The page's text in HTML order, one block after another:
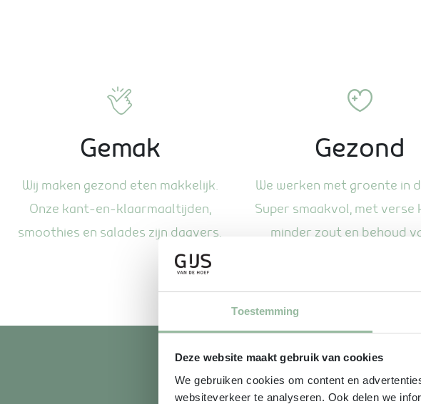
Toestemming
Deze website maakt gebruik van cookies
We gebruiken cookies om content en
websiteverkeer te analyseren. Ook delen we
Gemak
Wij maken gezond eten makkelijk.
Onze kant-en-klaarmaaltijden,
smoothies en salades zijn dagvers.
Gezond
We werken met groente in
Super smaakvol, met verse
minder zout en behoud